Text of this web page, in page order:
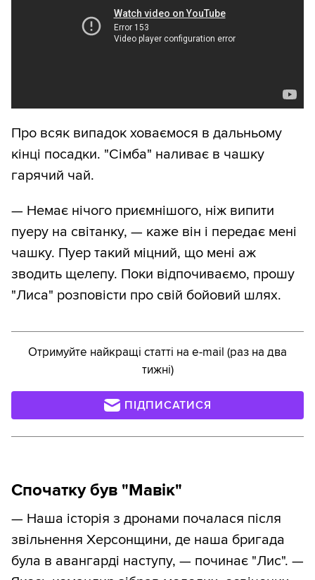
Про всяк випадок ховаємося в дальньому
кінці посадки. "Сімба" наливає в чашку
гарячий чай.
— Немає нічого приємнішого, ніж випити
пуеру на світанку, — каже він і передає мені
чашку. Пуер такий міцний, що мені аж
зводить щелепу. Поки відпочиваємо, прошу
"Лиса" розповісти про свій бойовий шлях.
Отримуйте найкращі статті на e-mail (раз на два
тижні)
ПІДПИСАТИСЯ
Спочатку був "Мавік"
— Наша історія з дронами почалася після
звільнення Херсонщини, де наша бригада
була в авангарді наступу, — починає "Лис". —